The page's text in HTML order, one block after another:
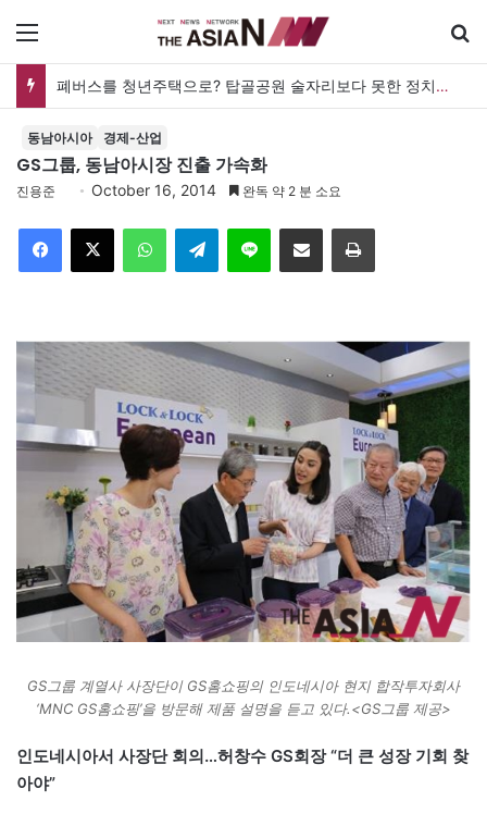
폐버스를 청년주택으로? 탑골공원 술자리보다 못한 정치의 상상력
동남아시아 경제-산업
GS그룹, 동남아시장 진출 가속화
진용준 October 16, 2014 완독 약 2 분 소요
Telegram 이메일
GS그룹 계열사 사장단이 GS홈쇼핑의 인도네시아 현지 합작투자회사
‘MNC GS홈쇼핑’을 방문해 제품 설명을 듣고 있다.<GS그룹 제공>
인도네시아서 사장단 회의…허창수 GS회장 “더 큰 성장 기회 찾
아야”